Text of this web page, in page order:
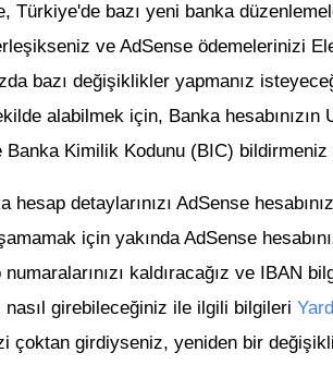
Türkiye'de bazı yeni banka
ve AdSense ödemelerinizi
bazı değişiklikler yapmanız
alabilmek için, Banka hesabınızın
Banka Kimilik Kodunu (BIC)
detaylarınızı AdSense
için yakında AdSense
kaldıracağız ve IBAN
girebileceğiniz ile ilgili bilgileri
çoktan girdiyseniz, yeniden bir